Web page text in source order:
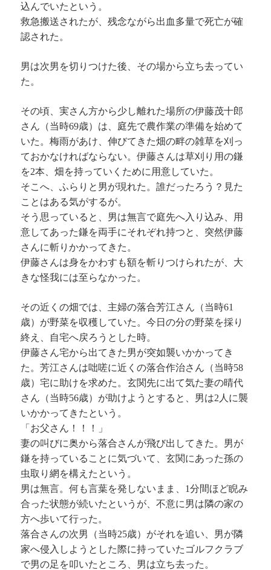
込んでいたという。
救急搬送されたが、残念ながら出血多量で死亡が確
認された。
男は次男を切りつけた後、その場から立ち去ってい
た。
その頃、実さん方から少し離れた場所の伊藤茂十郎
さん（当時69歳）は、庭先で農作業の準備を始めて
いた。梅雨があけ、伸びてきた畑の畔の雑草を刈っ
ておかなければならない。伊藤さんは草刈り用の鎌
を2本、畑を持っていくために用意していた。
そこへ、ふらりと男が現れた。誰だったろう？見た
ことはある気がするが。
そう思っていると、男は無言で庭先へ入り込み、用
意してあった鎌を両手にそれぞれ持つと、突然伊藤
さんに斬りかかってきた。
伊藤さんは身をかわすも額を斬りつけられたが、大
きな怪我には至らなかった。
その近くの畑では、主婦の落合芳江さん（当時61
歳）が野菜を収穫していた。今日の分の野菜を採り
終え、自宅へ戻ろうとした時。
伊藤さん宅から出てきた男が突如襲いかかってき
た。芳江さんは咄嗟に近くの落合作治さん（当時58
歳）宅に助けを求めた。玄関先に出て気た妻の晴代
さん（当時56歳）が助けようとすると、男は2人に襲
いかかってきたという。
「お父さん！！！」
妻の叫びに奥から落合さんが飛び出してきた。男が
鎌を持っていることに気づいて、玄関にあった孫の
虫取り網を構えたという。
男は無言。何も言葉を発しないまま、1分間ほど睨み
合った状態が続いたというが、不意に男は隣の家の
方へ歩いて行った。
落合さんの次男（当時25歳）がそれを追い、男が隣
家へ侵入しようとした際に持っていたゴルフクラブ
で男の足を叩いたところ、男は立ち去った。